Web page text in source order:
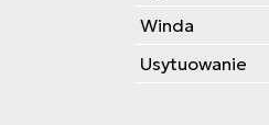
Winda
Usytuowanie